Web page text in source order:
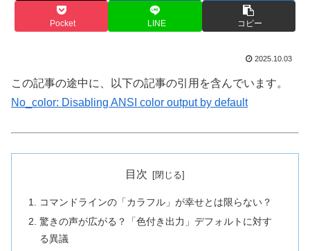
Pocket LINE コピー
2025.10.03
この記事の途中に、以下の記事の引用を含んでいます。
No_color: Disabling ANSI color output by default
目次
コマンドラインの「カラフル」が幸せとは限らない？
驚きの声が広がる？「色付き出力」デフォルトに対す
る異議